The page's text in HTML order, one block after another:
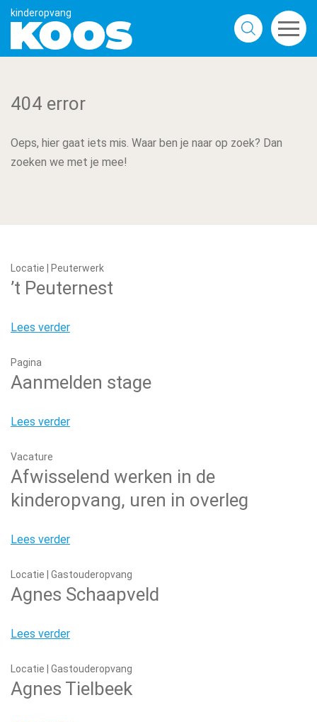
404 error
Oeps, hier gaat iets mis. Waar ben je naar op zoek? Dan
zoeken we met je mee!
Locatie | Peuterwerk
’t Peuternest
Lees verder
Pagina
Aanmelden stage
Lees verder
Vacature
Afwisselend werken in de
kinderopvang, uren in overleg
Lees verder
Locatie | Gastouderopvang
Agnes Schaapveld
Lees verder
Locatie | Gastouderopvang
Agnes Tielbeek